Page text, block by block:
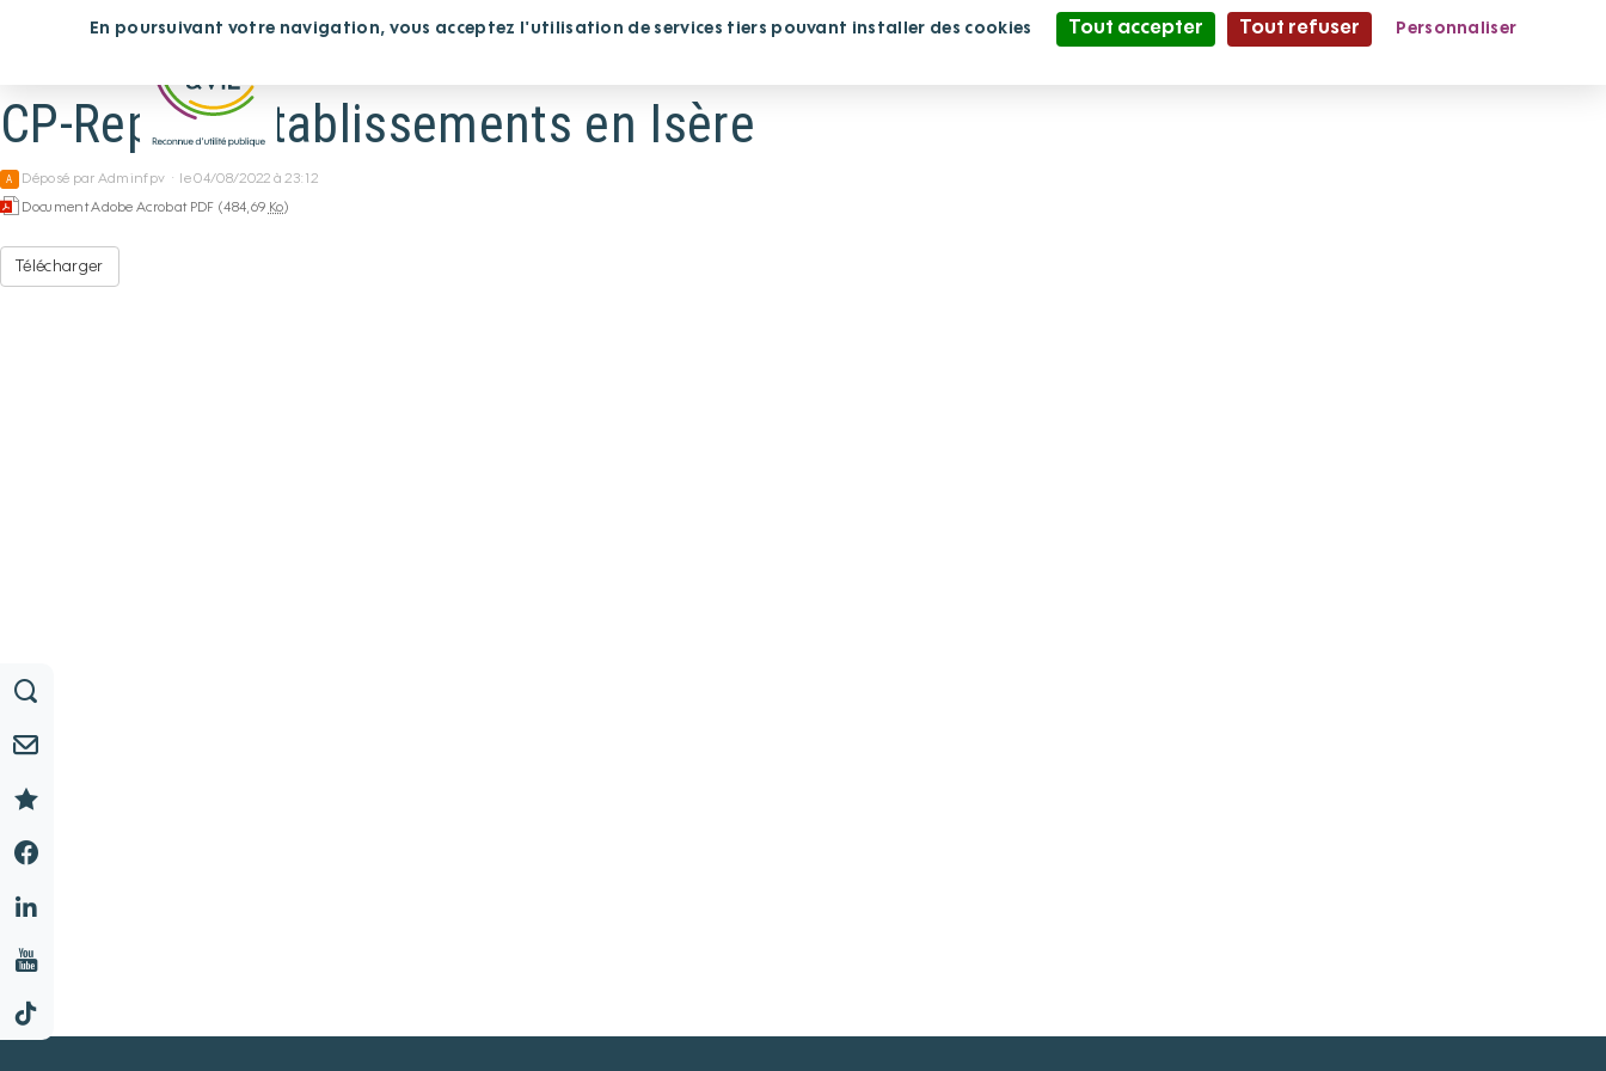
Partage et Vie le Mag'
CP-Reprise établissements en Isère
A Déposé par Adminfpv ·
le 04/08/2022 à 23:12
Document Adobe Acrobat PDF (484,69 Ko)
Télécharger
En poursuivant votre navigation, vous acceptez l'utilisation de services tiers pouvant installer des cookies Tout accepter Tout refuser
Personnaliser